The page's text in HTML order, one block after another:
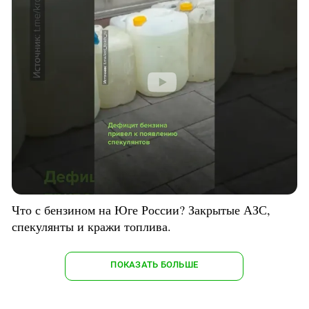
Что с бензином на Юге России? Закрытые АЗС,
спекулянты и кражи топлива.
ПОКАЗАТЬ БОЛЬШЕ